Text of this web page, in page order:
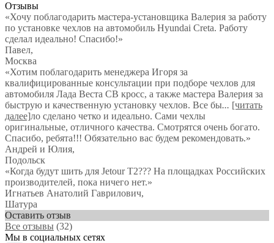
Отзывы
«Хочу поблагодарить мастера-установщика Валерия за работу
по установке чехлов на автомобиль Hyundai Creta. Работу
сделал идеально! Спасибо!»
Павел,
Москва
«Хотим поблагодарить менеджера Игоря за
квалифицированные консультации при подборе чехлов для
автомобиля Лада Веста СВ кросс, а также мастера Валерия за
быструю и качественную установку чехлов. Все бы... [читать
далее]ло сделано четко и идеально. Сами чехлы
оригинальные, отличного качества. Смотрятся очень богато.
Спасибо, ребята!!! Обязательно вас будем рекомендовать.»
Андрей и Юлия,
Подольск
«Когда будут шить для Jetour T2??? На площадках Российских
производителей, пока ничего нет.»
Игнатьев Анатолий Гаврилович,
Шатура
Оставить отзыв
Все отзывы (32)
Мы в социальных сетях